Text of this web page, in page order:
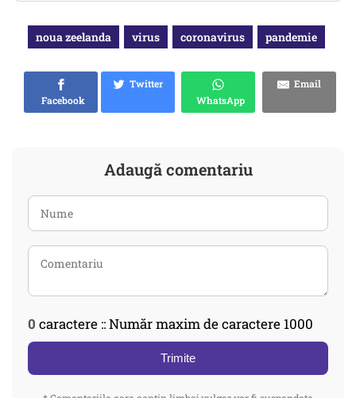
noua zeelanda virus coronavirus pandemie
Facebook
Twitter
WhatsApp
Email
Adaugă comentariu
0 caractere :: Număr maxim de caractere 1000
Trimite